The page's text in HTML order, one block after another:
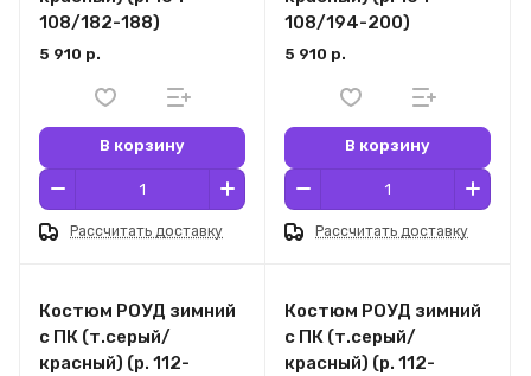
108/182-188)
5 910 р.
В корзину
Рассчитать доставку
108/194-200)
5 910 р.
В корзину
Рассчитать доставку
Костюм РОУД зимний
с ПК (т.серый/
красный) (р. 112-
Костюм РОУД зимний
с ПК (т.серый/
красный) (р. 112-